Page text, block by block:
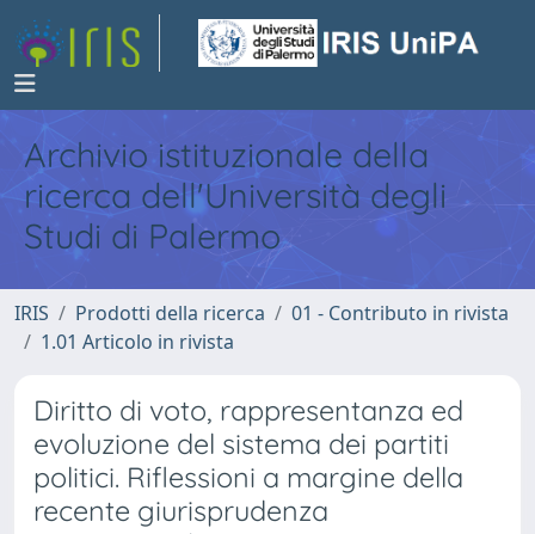
Archivio istituzionale della
ricerca dell'Università degli
Studi di Palermo
IRIS Prodotti della ricerca
01 - Contributo in rivista
1.01 Articolo in rivista
Diritto di voto, rappresentanza ed
evoluzione del sistema dei partiti
politici. Riflessioni a margine della
recente giurisprudenza